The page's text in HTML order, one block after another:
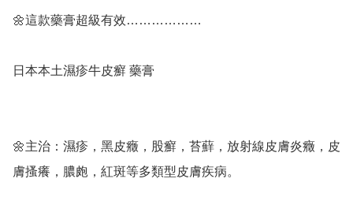
🌼這款藥膏超級有效………………
日本本土濕疹牛皮癬️ 藥膏
🌼主治：濕疹，黑皮癥，股癬，苔蘚，放射線皮膚炎癥，皮
膚搔癢，膿皰，紅斑等多類型皮膚疾病。